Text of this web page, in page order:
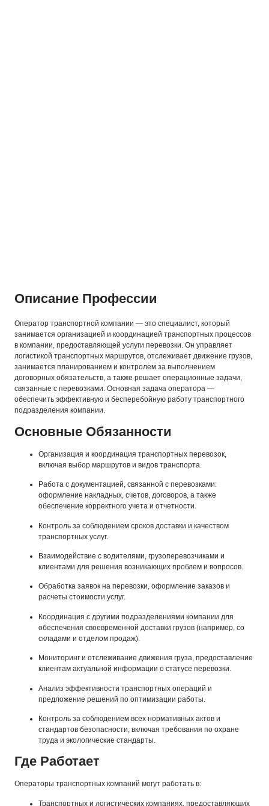
Описание Профессии
Оператор транспортной компании — это специалист, который
занимается организацией и координацией транспортных процессов
в компании, предоставляющей услуги перевозки. Он управляет
логистикой транспортных маршрутов, отслеживает движение грузов,
занимается планированием и контролем за выполнением
договорных обязательств, а также решает операционные задачи,
связанные с перевозками. Основная задача оператора —
обеспечить эффективную и бесперебойную работу транспортного
подразделения компании.
Основные Обязанности
Организация и координация транспортных перевозок,
включая выбор маршрутов и видов транспорта.
Работа с документацией, связанной с перевозками:
оформление накладных, счетов, договоров, а также
обеспечение корректного учета и отчетности.
Контроль за соблюдением сроков доставки и качеством
транспортных услуг.
Взаимодействие с водителями, грузоперевозчиками и
клиентами для решения возникающих проблем и вопросов.
Обработка заявок на перевозки, оформление заказов и
расчеты стоимости услуг.
Координация с другими подразделениями компании для
обеспечения своевременной доставки грузов (например, со
складами и отделом продаж).
Мониторинг и отслеживание движения груза, предоставление
клиентам актуальной информации о статусе перевозки.
Анализ эффективности транспортных операций и
предложение решений по оптимизации работы.
Контроль за соблюдением всех нормативных актов и
стандартов безопасности, включая требования по охране
труда и экологические стандарты.
Где Работает
Операторы транспортных компаний могут работать в:
Транспортных и логистических компаниях, предоставляющих